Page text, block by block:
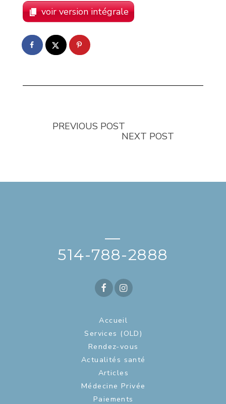
voir version intégrale
PREVIOUS POST
NEXT POST
—
514-788-2888
Accueil
Services (OLD)
Rendez-vous
Actualités santé
Articles
Médecine Privée
Paiements